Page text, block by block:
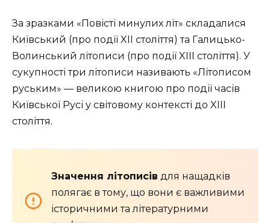
За зразками «Повісті минулих літ» складалися
Київський (про по­дії XII століття) та Галицько-
Волинський літописи (про події XIII сто­ліття). У
сукупності три літописи називають «Літописом
руським» — великою книгою про події часів
Київської Русі у світовому контексті до XIII
століття.
Значення літописів для нащадків
полягає в тому, що вони є важливими
історичними та літературними